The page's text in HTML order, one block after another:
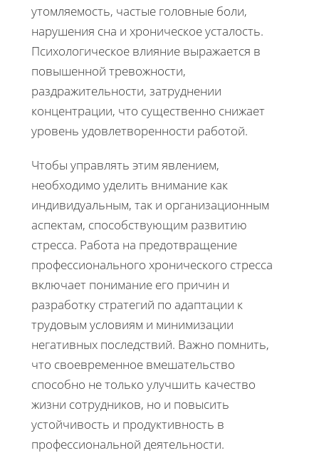
утомляемость, частые головные боли,
нарушения сна и хроническое усталость.
Психологическое влияние выражается в
повышенной тревожности,
раздражительности, затруднении
концентрации, что существенно снижает
уровень удовлетворенности работой.
Чтобы управлять этим явлением,
необходимо уделить внимание как
индивидуальным, так и организационным
аспектам, способствующим развитию
стресса. Работа на предотвращение
профессионального хронического стресса
включает понимание его причин и
разработку стратегий по адаптации к
трудовым условиям и минимизации
негативных последствий. Важно помнить,
что своевременное вмешательство
способно не только улучшить качество
жизни сотрудников, но и повысить
устойчивость и продуктивность в
профессиональной деятельности.